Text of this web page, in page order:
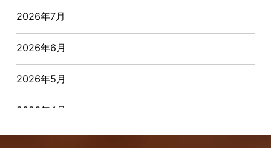
おすすめ物件
お客様インタビュー
お客様の声
2026年7月
2026年6月
2026年5月
2026年4月